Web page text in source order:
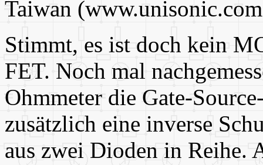
Taiwan
Stimmt, es ist doch kein
FET. Noch mal
Ohmmeter die Gate-
zusätzlich eine inverse
aus zwei Dioden in Reihe.